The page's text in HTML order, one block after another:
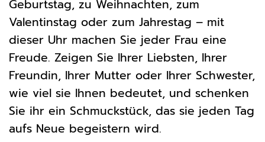
Geburtstag, zu Weihnachten, zum
Valentinstag oder zum Jahrestag – mit
dieser Uhr machen Sie jeder Frau eine
Freude. Zeigen Sie Ihrer Liebsten, Ihrer
Freundin, Ihrer Mutter oder Ihrer Schwester,
wie viel sie Ihnen bedeutet, und schenken
Sie ihr ein Schmuckstück, das sie jeden Tag
aufs Neue begeistern wird.